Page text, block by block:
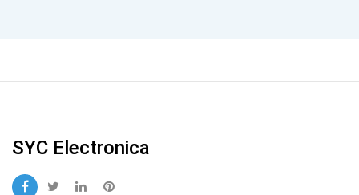
SYC Electronica